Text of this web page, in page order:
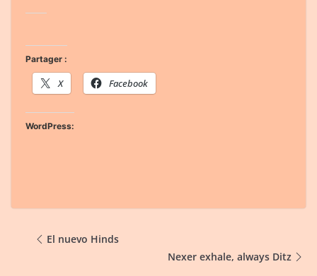
Partager :
X Facebook
WordPress:
El nuevo Hinds
Nexer exhale, always Ditz